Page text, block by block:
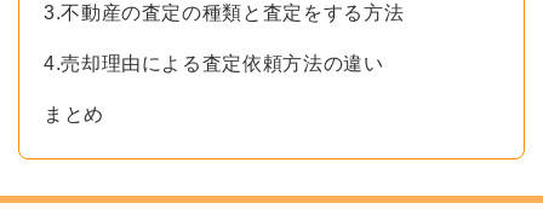
3.不動産の査定の種類と査定をする方法
4.売却理由による査定依頼方法の違い
まとめ